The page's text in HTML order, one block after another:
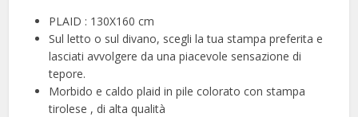
PLAID : 130X160 cm
Sul letto o sul divano, scegli la tua stampa preferita e
lasciati avvolgere da una piacevole sensazione di
tepore.
Morbido e caldo plaid in pile colorato con stampa
tirolese , di alta qualità